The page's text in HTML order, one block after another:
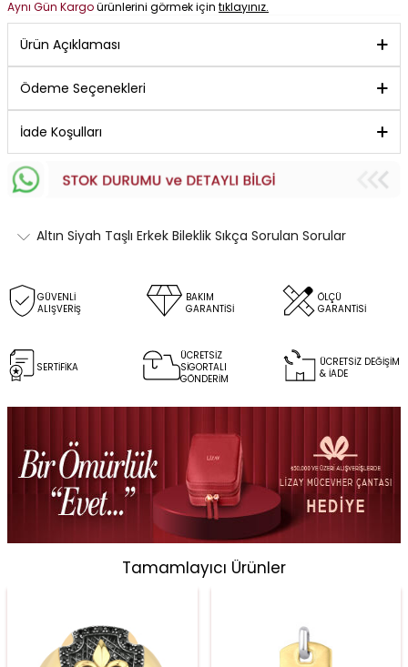
Aynı Gün Kargoürünlerini görmek için tıklayınız.
Ürün Açıklaması
Ödeme Seçenekleri
İade Koşulları
Altın Siyah Taşlı Erkek Bileklik Sıkça Sorulan Sorular
GÜVENLİ
ALIŞVERİŞ
BAKIM
GARANTİSİ
ÖLÇÜ
GARANTİSİ
SERTİFİKA
ÜCRETSİZ
SİGORTALI
GÖNDERİM
ÜCRETSİZ DEĞİŞİM
& İADE
Tamamlayıcı Ürünler